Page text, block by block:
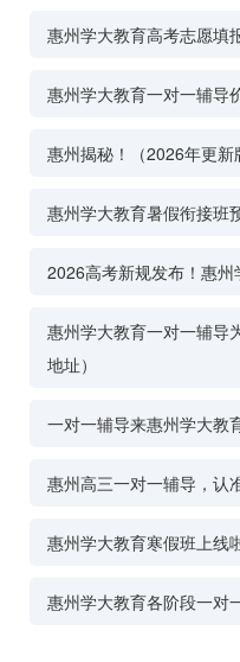
惠州学大教育高考志愿填
惠州学大教育一对一辅导
惠州揭秘！（2026年更新
惠州学大教育暑假衔接班
2026高考新规发布！惠
惠州学大教育一对一辅导
地址）
一对一辅导来惠州学大教
惠州高三一对一辅导，认
惠州学大教育寒假班上线
惠州学大教育各阶段一对